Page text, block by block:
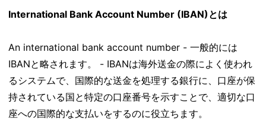
International Bank Account Number (IBAN)とは
An international bank account number - 一般的には
IBANと略されます。 - IBANは海外送金の際によく使われ
るシステムで、国際的な送金を処理する銀行に、口座が保
持されている国と特定の口座番号を示すことで、適切な口
座への国際的な支払いをするのに役立ちます。